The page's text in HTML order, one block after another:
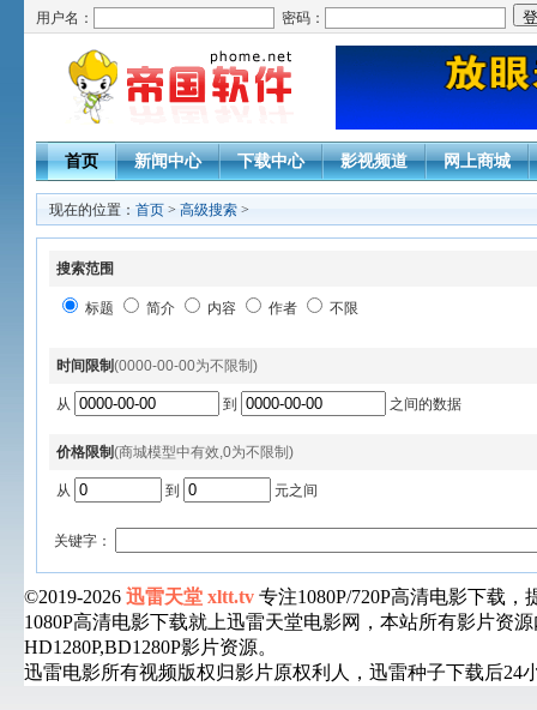
用户名： 密码：
首页 新闻中心 下载中心 影视频道 网上商城
现在的位置： 首页 > 高级搜索 >
搜索范围
标题 简介 内容 作者 不限
时间限制(0000-00-00为不限制)
从 到 之间的数据
价格限制(商城模型中有效,0为不限制)
从 到 元之间
关键字：
©2019-2026 迅雷天堂 xltt.tv 专注1080P/720P高清电影下载
1080P高清电影下载就上迅雷天堂电影网，本站所有影片资
HD1280P,BD1280P影片资源。
迅雷电影所有视频版权归影片原权利人，迅雷种子下载后